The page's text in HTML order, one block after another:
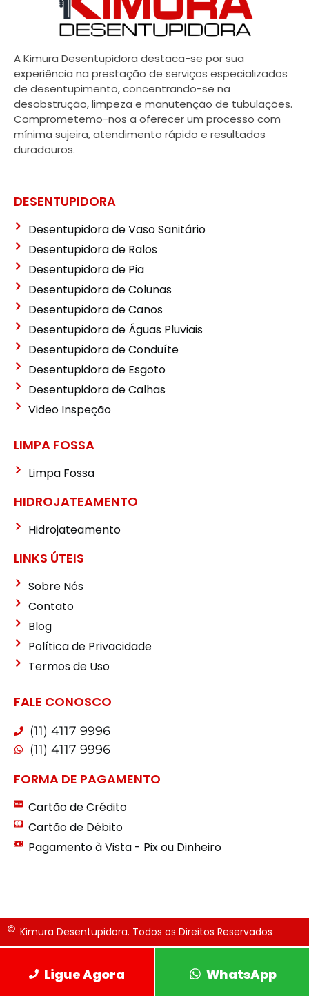
A Kimura Desentupidora destaca-se por sua
experiência na prestação de serviços especializados
de desentupimento, concentrando-se na
desobstrução, limpeza e manutenção de tubulações.
Comprometemo-nos a oferecer um processo com
mínima sujeira, atendimento rápido e resultados
duradouros.
DESENTUPIDORA
Desentupidora de Vaso Sanitário
Desentupidora de Ralos
Desentupidora de Pia
Desentupidora de Colunas
Desentupidora de Canos
Desentupidora de Águas Pluviais
Desentupidora de Conduíte
Desentupidora de Esgoto
Desentupidora de Calhas
Video Inspeção
LIMPA FOSSA
Limpa Fossa
HIDROJATEAMENTO
Hidrojateamento
LINKS ÚTEIS
Sobre Nós
Contato
Blog
Política de Privacidade
Termos de Uso
FALE CONOSCO
(11) 4117 9996
(11) 4117 9996
FORMA DE PAGAMENTO
Cartão de Crédito
Cartão de Débito
Pagamento à Vista - Pix ou Dinheiro
Kimura Desentupidora. Todos os Direitos Reservados
Ligue Agora WhatsApp